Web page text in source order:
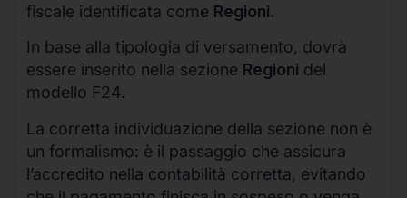
fiscale identificata come Regioni.
In base alla tipologia di versamento, dovrà
essere inserito nella sezione Regioni del
modello F24.
La corretta individuazione della sezione non è
un formalismo: è il passaggio che assicura
l’accredito nella contabilità corretta, evitando